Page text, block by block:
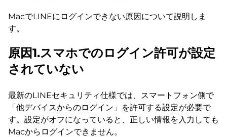
MacでLINEにログインできない原因について説明しま
す。
原因1.スマホでのログイン許可が設定
されていない
最新のLINEセキュリティ仕様では、スマートフォン側で
「他デバイスからのログイン」を許可する設定が必要で
す。設定がオフになっていると、正しい情報を入力しても
Macからログインできません。